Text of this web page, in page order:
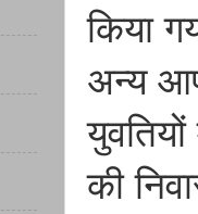
किया
अन्य
की